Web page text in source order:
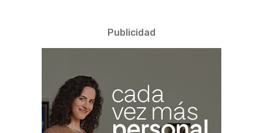
Publicidad